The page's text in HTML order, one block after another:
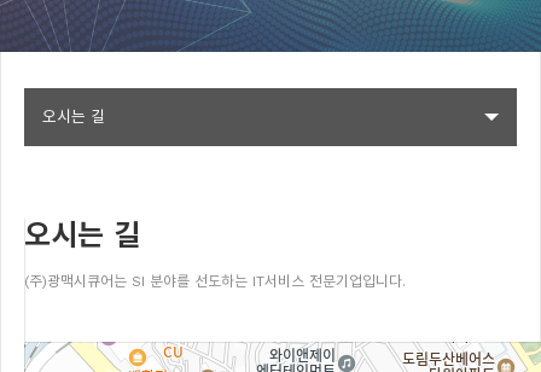
오시는 길
오시는 길
(주)광맥시큐어는 SI 분야를 선도하는 IT서비스 전문기업입니다.